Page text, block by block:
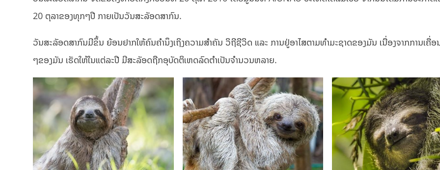
20 ຕຸລາຂອງທຸກໆປີ ກາຍເປັນວັນສະລັອດສາກົນ.
ວັນສະລັອດສາກົນມີຂຶ້ນ ຍ້ອນຢາກໃຫ້ຄົນຄຳນຶງເຖິງຄວາມສຳຄັນ ວິຖີຊີວິດ ແລະ ການຢູ່ອາໄສຕາມທຳມະຊາດຂອງມັນ ເນື່ອງຈາກການເຄື່
ໆຂອງມັນ ເຮັດໃຫ້ໃນແຕ່ລະປີ ມີສະລັອດຖືກອຸບັດຕິເຫດລົດຕຳເປັນຈຳນວນຫລາຍ.